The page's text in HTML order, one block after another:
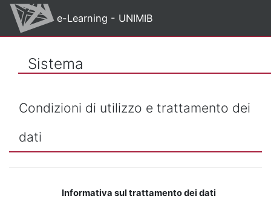
Vai al contenuto principale
e-Learning - UNIMIB
Sistema
Condizioni di utilizzo e trattamento dei
dati
Informativa sul trattamento dei dati